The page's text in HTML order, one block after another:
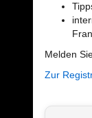
Melden
Zur